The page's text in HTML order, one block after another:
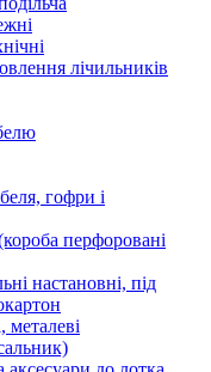
лічильників
гофри і
перфоровані
настановні, під
металеві